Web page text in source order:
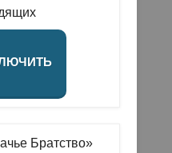
Братство»